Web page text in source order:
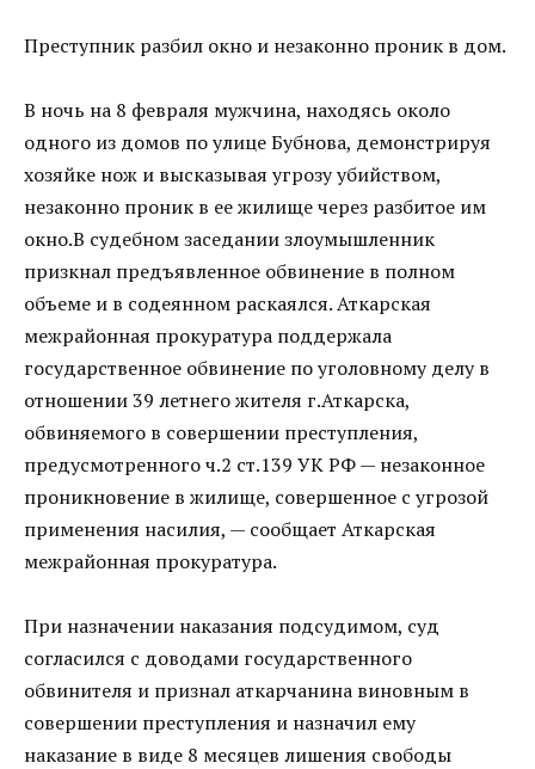
Преступник разбил окно и незаконно проник в дом.
В ночь на 8 февраля мужчина, находясь около
одного из домов по улице Бубнова, демонстрируя
хозяйке нож и высказывая угрозу убийством,
незаконно проник в ее жилище через разбитое им
окно.В судебном заседании злоумышленник
призкнал предъявленное обвинение в полном
объеме и в содеянном раскаялся. Аткарская
межрайонная прокуратура поддержала
государственное обвинение по уголовному делу в
отношении 39 летнего жителя г.Аткарска,
обвиняемого в совершении преступления,
предусмотренного ч.2 ст.139 УК РФ — незаконное
проникновение в жилище, совершенное с угрозой
применения насилия, — сообщает Аткарская
межрайонная прокуратура.
При назначении наказания подсудимом, суд
согласился с доводами государственного
обвинителя и признал аткарчанина виновным в
совершении преступления и назначил ему
наказание в виде 8 месяцев лишения свободы